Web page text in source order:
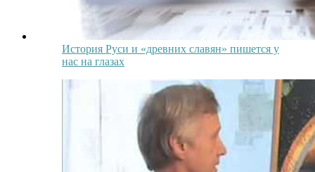
История Руси и «древних славян» пишется у
нас на глазах